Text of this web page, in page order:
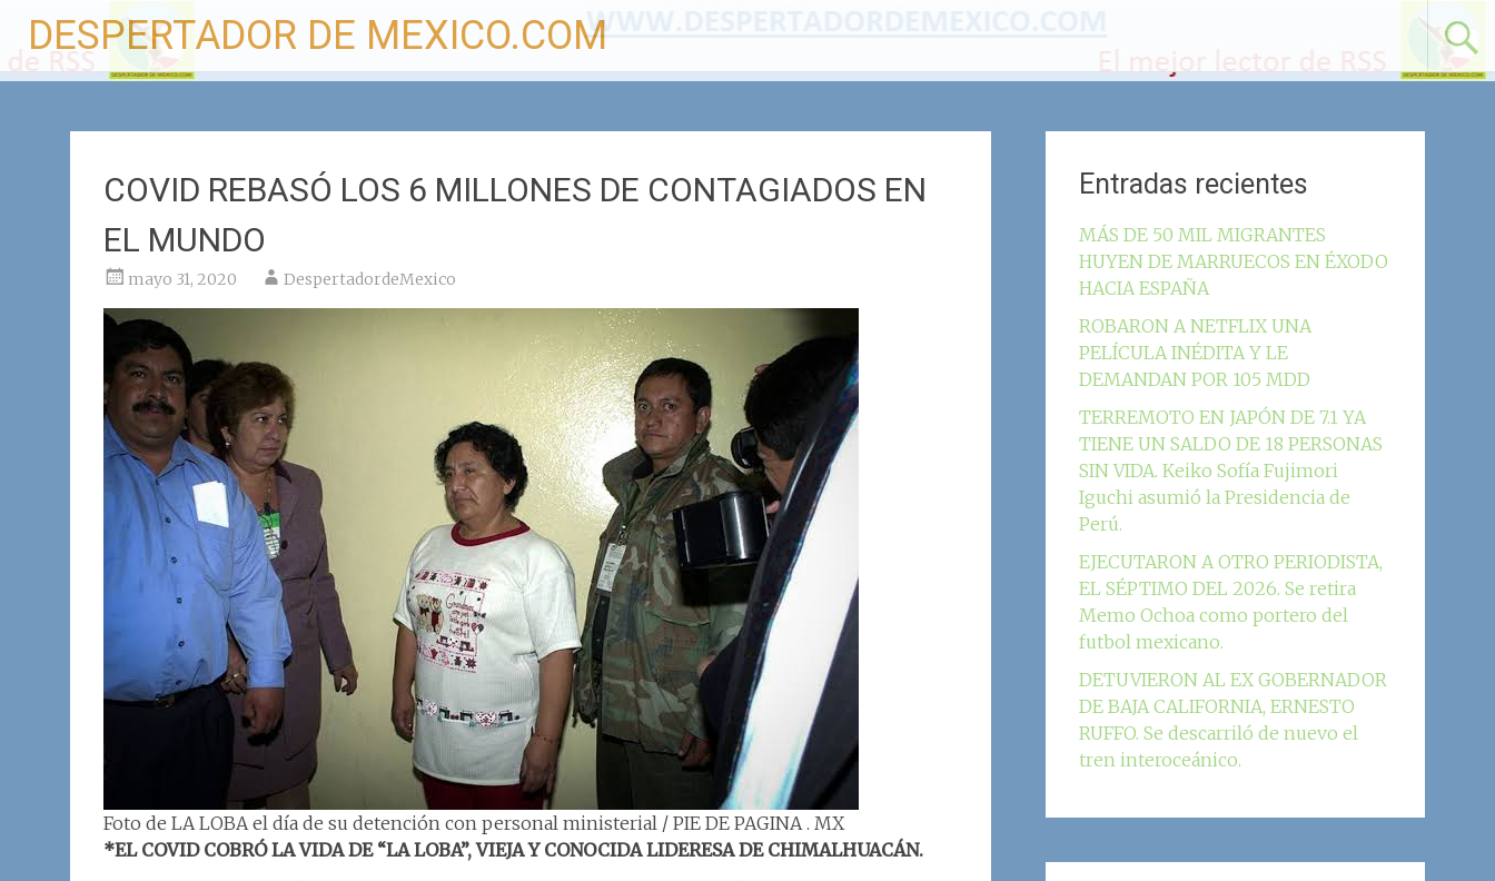
contenido
DESPERTADOR DE MEXICO.COM
COVID REBASÓ LOS 6 MILLONES DE CONTAGIADOS EN
EL MUNDO
mayo 31, 2020 DespertadordeMexico
Foto de LA LOBA el día de su detención con personal ministerial / PIE DE PAGINA . MX
*EL COVID COBRÓ LA VIDA DE “LA LOBA”, VIEJA Y CONOCIDA LIDERESA DE CHIMALHUACÁN.
Entradas recientes
MÁS DE 50 MIL MIGRANTES
HUYEN DE MARRUECOS EN ÉXODO
HACIA ESPAÑA
ROBARON A NETFLIX UNA
PELÍCULA INÉDITA Y LE
DEMANDAN POR 105 MDD
TERREMOTO EN JAPÓN DE 7.1 YA
TIENE UN SALDO DE 18 PERSONAS
SIN VIDA. Keiko Sofía Fujimori
Iguchi asumió la Presidencia de
Perú.
EJECUTARON A OTRO PERIODISTA,
EL SÉPTIMO DEL 2026. Se retira
Memo Ochoa como portero del
futbol mexicano.
DETUVIERON AL EX GOBERNADOR
DE BAJA CALIFORNIA, ERNESTO
RUFFO. Se descarriló de nuevo el
tren interoceánico.